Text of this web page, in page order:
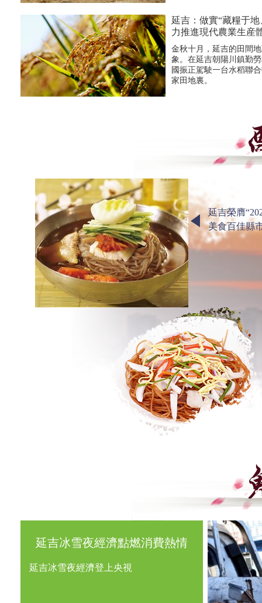
延吉：做實“藏糧于
力推進現代農業生産
金秋十月，延吉的田間
象。在延吉朝陽川鎮勤
國振正駕駛一台水稻聯
家田地裏。
延吉榮膺
美食百佳縣
延吉冰雪夜經濟點燃消費熱情
延吉冰雪夜經濟登上央視